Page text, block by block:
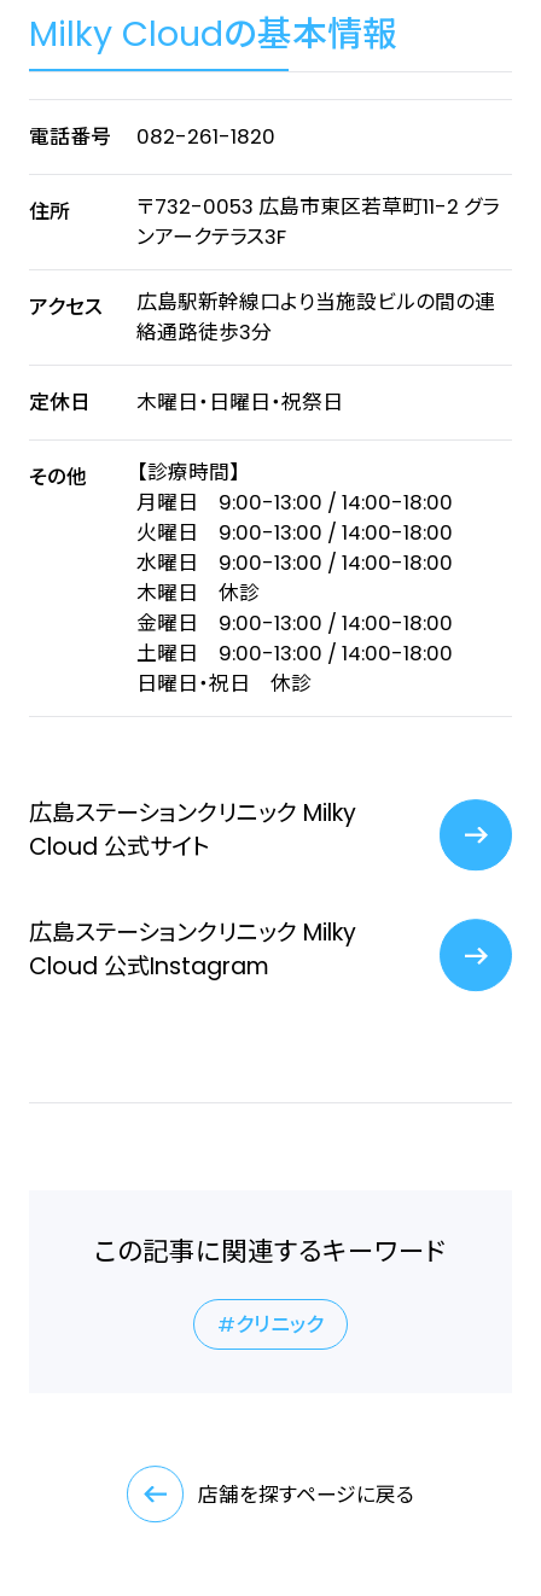
Milky Cloudの基本情報
電話番号 082-261-1820
住所
〒732-0053 広島市東区若草町11-2 グラ
ンアークテラス3F
アクセス
広島駅新幹線口より当施設ビルの間の連
絡通路徒歩3分
定休日 木曜日・日曜日・祝祭日
その他
【診療時間】
月曜日 9:00-13:00 / 14:00-18:00
火曜日 9:00-13:00 / 14:00-18:00
水曜日 9:00-13:00 / 14:00-18:00
木曜日 休診
金曜日 9:00-13:00 / 14:00-18:00
土曜日 9:00-13:00 / 14:00-18:00
日曜日・祝日 休診
広島ステーションクリニック Milky
Cloud 公式サイト
広島ステーションクリニック Milky
Cloud 公式Instagram
この記事に関連するキーワード
クリニック
店舗を探すページに戻る